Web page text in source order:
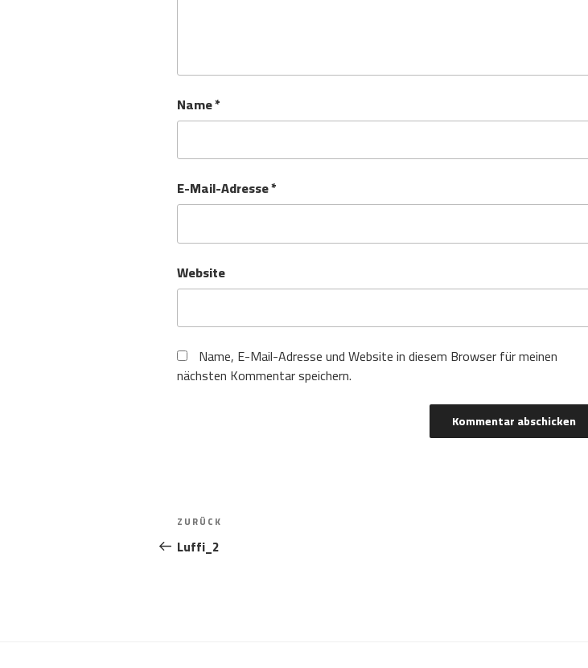
Name*
E-Mail-Adresse*
Website
Name, E-Mail-Adresse und Website in diesem Browser für meinen
nächsten Kommentar speichern.
Beitragsnavigation
Vorheriger
Beitrag
ZURÜCK
Luffi_2